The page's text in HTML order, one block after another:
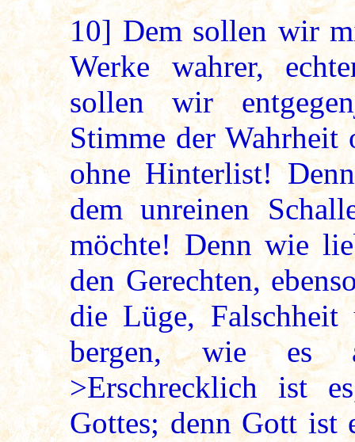
10] Dem sollen wir
Werke wahrer,
sollen wir
Stimme der Wahrheit
ohne Hinterlist!
dem unreinen
möchte! Denn wie
den Gerechten,
die Lüge,
bergen, wie es
>Erschrecklich ist
Gottes; denn Gott ist